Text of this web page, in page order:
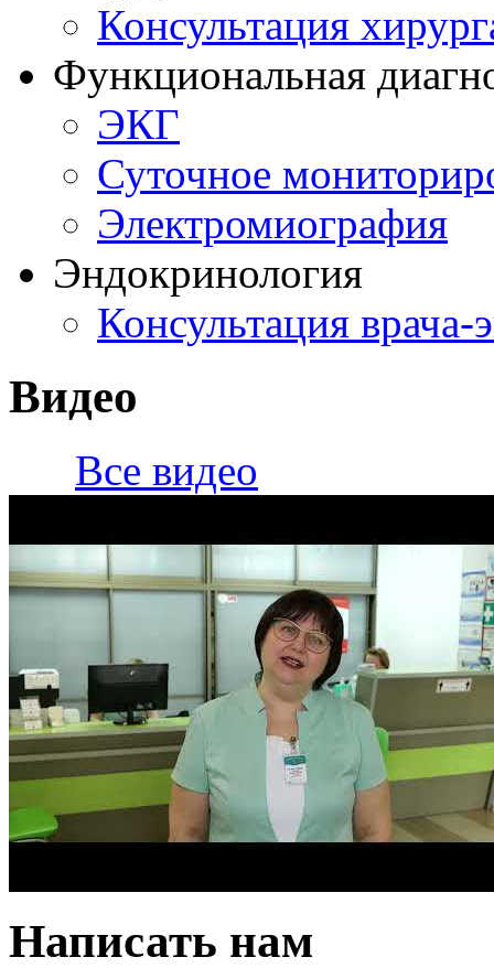
Консультация
Функциональная
ЭКГ
Суточное
Электромиография
Эндокринология
Консультация врача-
Видео
Все видео
Написать нам